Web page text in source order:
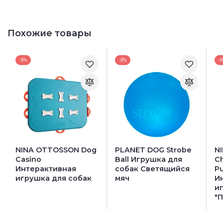
Похожие товары
-5%
NINA OTTOSSON Dog
Casino
Интерактивная
игрушка для собак
-5%
PLANET DOG Strobe
Ball Игрушка для
собак Светящийся
мяч
-